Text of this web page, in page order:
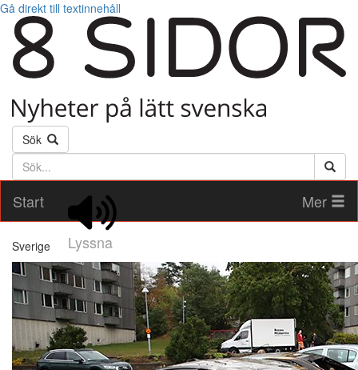
Gå direkt till textinnehåll
Sök
Söktext
Start
Lyssna
Mer
Sverige